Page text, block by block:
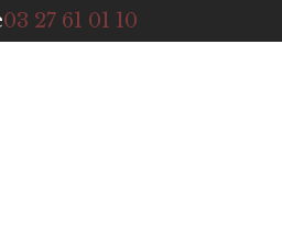
03 27 61 01 10